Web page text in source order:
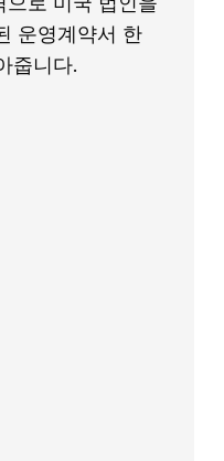
운영계약서 한
줍니다.